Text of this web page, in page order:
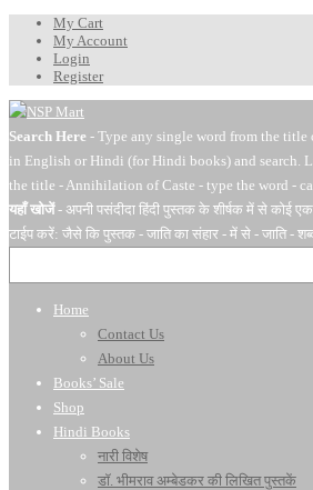
My Cart
My Account
Login
Register
Search Here - Type any single word from the title
in English or Hindi (for Hindi books) and search.
the title - Annihilation of Caste - type the word -
यहाँ खोजें- अपनी पसंदीदा हिंदी पुस्तक के शीर्षक में से कोई
टाईप करें: जैसे कि पुस्तक - जाति का संहार - में से - जाति -
Home
Contact Us
About Us
Books’ Sale
Shop
Hindi Books
नारी विशेष
डॉ. भीमराव अम्बेडकर की लिखित पुस्तकें